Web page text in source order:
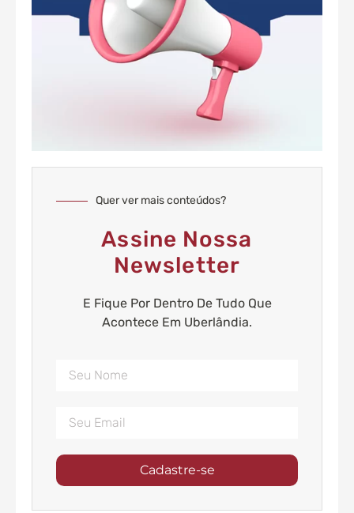
Quer ver mais conteúdos?
Assine Nossa
Newsletter
E Fique Por Dentro De Tudo Que
Acontece Em Uberlândia.
Cadastre-se